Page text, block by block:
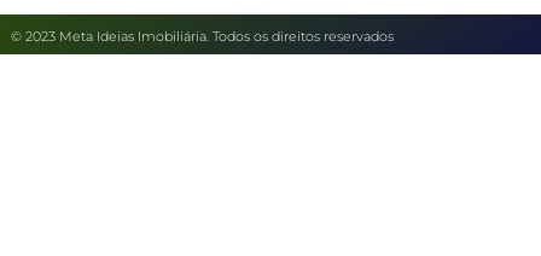
© 2023 Meta Ideias Imobiliária. Todos os direitos reservados